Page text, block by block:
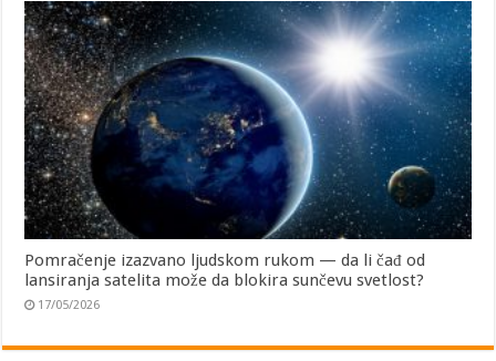
Pomračenje izazvano ljudskom rukom — da li čađ od
lansiranja satelita može da blokira sunčevu svetlost?
17/05/2026